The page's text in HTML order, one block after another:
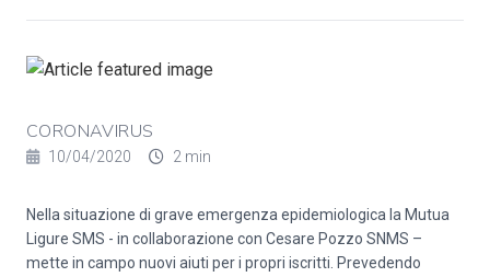
CORONAVIRUS
10/04/2020 2 min
Nella situazione di grave emergenza epidemiologica la Mutua
Ligure SMS - in collaborazione con Cesare Pozzo SNMS –
mette in campo nuovi aiuti per i propri iscritti. Prevedendo